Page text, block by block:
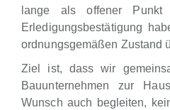
lange als offener
Erledigungsbestätigung
ordnungsgemäßen Zustand
Ziel ist, dass wir
Bauunternehmen zur
Wunsch auch begleiten,